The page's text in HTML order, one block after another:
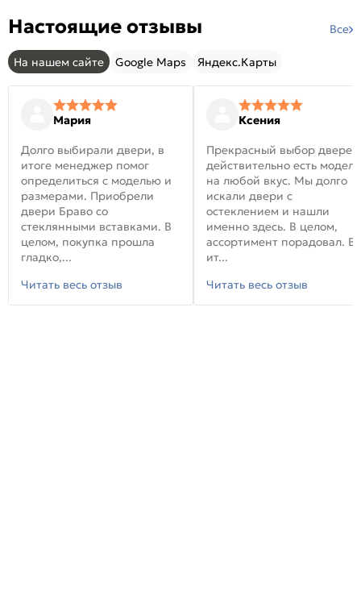
Настоящие отзывы Все
На нашем сайте Google Maps Яндекс.Карты
Мария
Долго выбирали двери, в
итоге менеджер помог
определиться с моделью и
размерами. Приобрели
двери Браво со
стеклянными вставками. В
целом, покупка прошла
гладко,...
Читать весь отзыв
Ксения
Прекрасный выбор
действительно есть модели
на любой вкус. Мы долго
искали двери с
остеклением и нашли
именно здесь. В целом,
ассортимент порадовал. В
ит...
Читать весь отзыв